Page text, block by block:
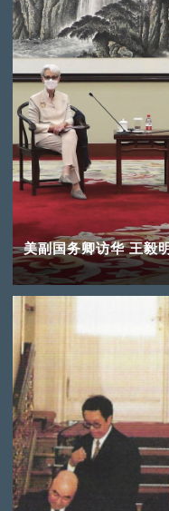
美副国务卿访华 王毅